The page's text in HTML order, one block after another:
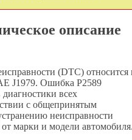
описание
(DTC) относится
J1979. Ошибка P2589
всех
с общепринятым
неисправности
от марки и модели